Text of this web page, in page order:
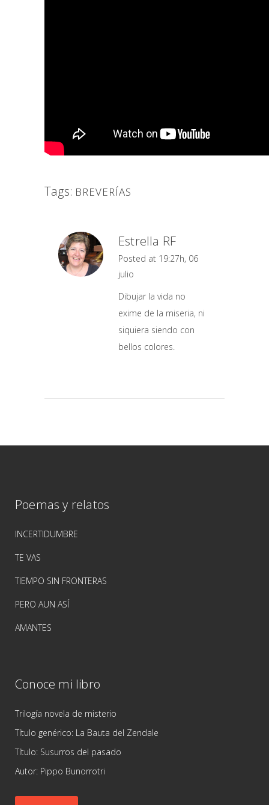
Tags: BREVERÍAS
Estrella RF
Posted at 19:27h, 06
julio
Dibujar la vida no
exime de la miseria, ni
siquiera siendo con
bellos colores.
Poemas y relatos
INCERTIDUMBRE
TE VAS
TIEMPO SIN FRONTERAS
PERO AUN ASÍ
AMANTES
Conoce mi libro
Trilogía novela de misterio
Título genérico: La Bauta del Zendale
Título: Susurros del pasado
Autor: Pippo Bunorrotri